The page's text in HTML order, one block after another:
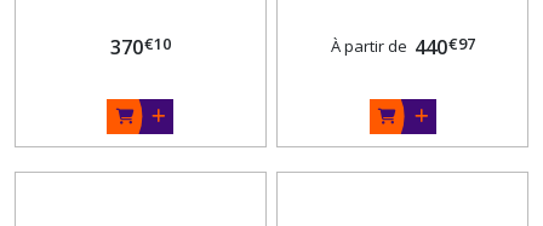
370€10 À partir de 440€97